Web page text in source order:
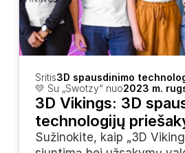
Sritis3D spausdinimo
💛 Su „Swotzy“ nuo2023 m.
3D Vikings: 3D
technologijų
Sužinokite, kaip „3D